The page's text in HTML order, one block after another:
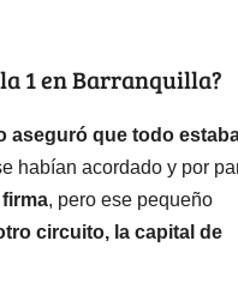
1 en Barranquilla?
aseguró que todo
habían acordado y por
, pero ese pequeño
circuito, la capital de